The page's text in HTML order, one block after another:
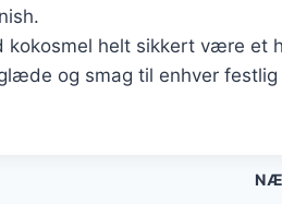
kokosmel helt sikkert være et
og smag til enhver festlig